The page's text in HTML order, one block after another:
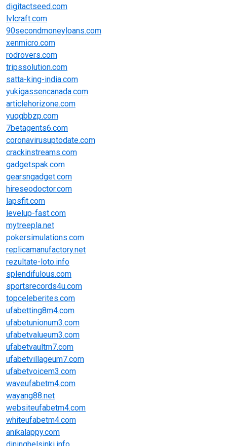
digitactseed.com
lvlcraft.com
90secondmoneyloans.com
xenmicro.com
rodrovers.com
tripssolution.com
satta-king-india.com
yukigassencanada.com
articlehorizone.com
yuqqbbzp.com
7betagents6.com
coronavirusuptodate.com
crackinstreams.com
gadgetspak.com
gearsngadget.com
hireseodoctor.com
lapsfit.com
levelup-fast.com
mytreepla.net
pokersimulations.com
replicamanufactory.net
rezultate-loto.info
splendifulous.com
sportsrecords4u.com
topceleberites.com
ufabetting8m4.com
ufabetunionum3.com
ufabetvalueum3.com
ufabetvaultm7.com
ufabetvillageum7.com
ufabetvoicem3.com
waveufabetm4.com
wayang88.net
websiteufabetm4.com
whiteufabetm4.com
anikalappy.com